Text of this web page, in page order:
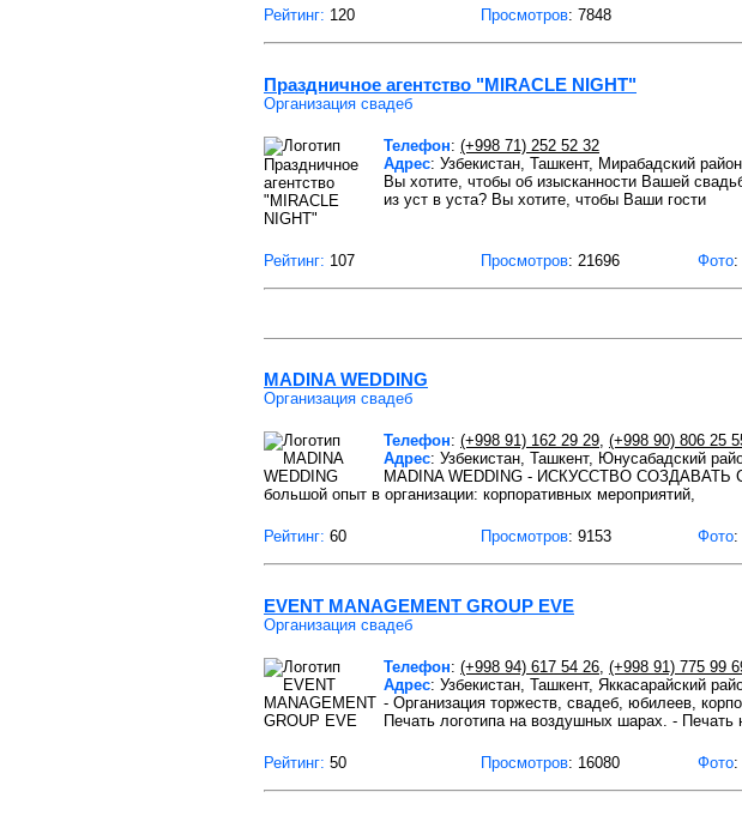
Рейтинг: 120 Просмотров: 7848
Праздничное агентство "MIRACLE NIGHT"
Организация свадеб
Телефон: (+998 71) 252 52 32
Адрес: Узбекистан, Ташкент, Мирабадский
Вы хотите, чтобы об изысканности Вашей
из уст в уста? Вы хотите, чтобы Ваши гости
Рейтинг: 107 Просмотров: 21696 Фото:
MADINA WEDDING
Организация свадеб
Телефон: (+998 91) 162 29 29, (+998 90) 806 25
Адрес: Узбекистан, Ташкент, Юнусабадский
MADINA WEDDING - ИСКУССТВО СОЗДАВАТЬ
большой опыт в организации: корпоративных мероприятий,
Рейтинг: 60 Просмотров: 9153 Фото:
EVENT MANAGEMENT GROUP EVE
Организация свадеб
Телефон: (+998 94) 617 54 26, (+998 91) 775 99
Адрес: Узбекистан, Ташкент, Яккасарайский
- Организация торжеств, свадеб, юбилеев,
Печать логотипа на воздушных шарах. - Печать
Рейтинг: 50 Просмотров: 16080 Фото: